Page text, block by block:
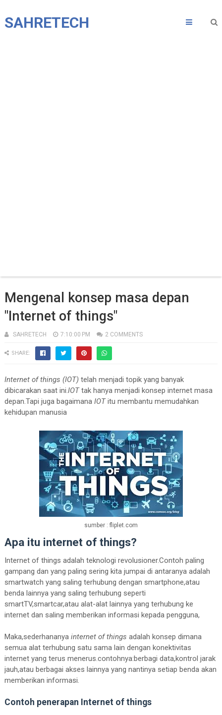
SAHRETECH
Mengenal konsep masa depan
"Internet of things"
SAHRETECH 7:10:00 PM 2 COMMENTS
SHARE:
Internet of things (IOT) telah menjadi topik yang banyak
dibicarakan saat ini.IOTtak hanya menjadi konsep internet masa
depan.Tapi juga bagaimana IOTitu membantu memudahkan
kehidupan manusia
sumber : fliplet.com
Apa itu internet of things?
Internet of things adalah teknologi revolusioner.Contoh paling
gampang dan yang paling sering kita jumpai di antaranya adalah
smartwatch yang saling terhubung dengan smartphone,atau
benda lainnya yang saling terhubung seperti
smartTV,smartcar,atau alat-alat lainnya yang terhubung ke
internet dan saling memberikan informasi kepada pengguna,
Maka,sederhananya internet of things adalah konsep dimana
semua alat terhubung satu sama lain dengan konektivitas
internet yang terus menerus.contohnya:berbagi data,kontrol jarak
jauh,atau berbagai akses lainnya yang nantinya setiap benda akan
memberikan informasi.
Contoh penerapan Internet of things